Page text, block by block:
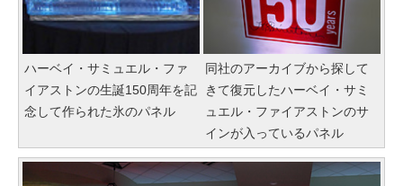
ハーベイ・サミュエル・ファ
イアストンの生誕150周年を記
念して作られた氷のパネル
同社のアーカイブから探して
きて復元したハーベイ・サミ
ュエル・ファイアストンのサ
インが入っているパネル